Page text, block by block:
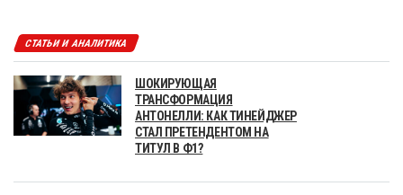
СТАТЬИ И АНАЛИТИКА
ШОКИРУЮЩАЯ
ТРАНСФОРМАЦИЯ
АНТОНЕЛЛИ: КАК ТИНЕЙДЖЕР
СТАЛ ПРЕТЕНДЕНТОМ НА
ТИТУЛ В Ф1?